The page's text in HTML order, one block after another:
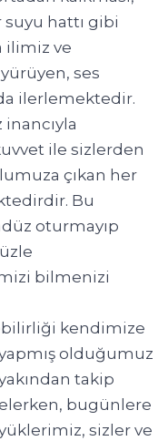
hattı gibi
ilimiz ve
ses
ilerlemektedir.
ile sizlerden
çıkan her
Bu
oturmayıp
bilmenizi
kendimize
olduğumuz
takip
bugünlere
sizler ve